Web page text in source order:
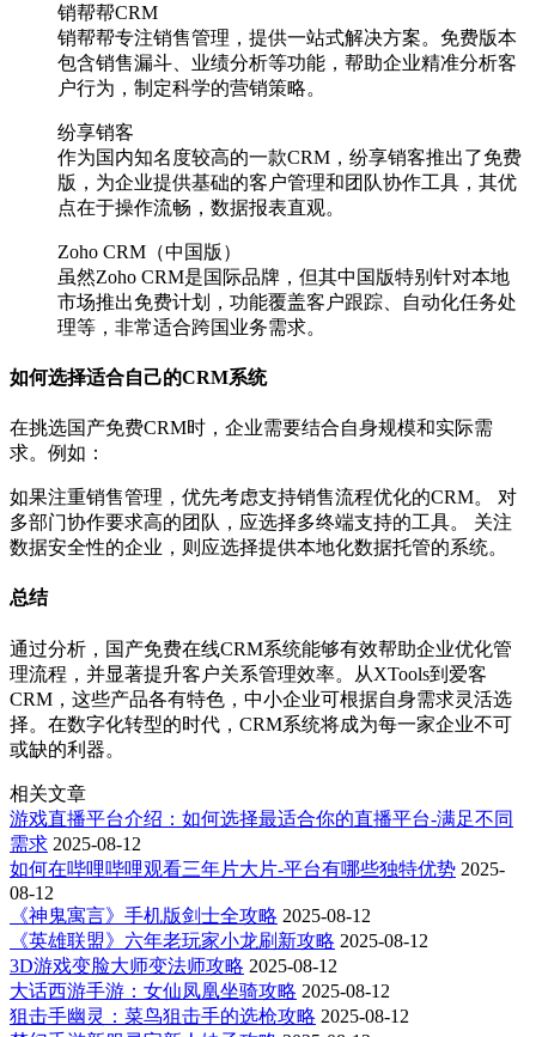
销帮帮CRM
销帮帮专注销售管理，提供一站式解决方案。免费版本
包含销售漏斗、业绩分析等功能，帮助企业精准分析客
户行为，制定科学的营销策略。
纷享销客
作为国内知名度较高的一款CRM，纷享销客推出了免费
版，为企业提供基础的客户管理和团队协作工具，其优
点在于操作流畅，数据报表直观。
Zoho CRM（中国版）
虽然Zoho CRM是国际品牌，但其中国版特别针对本地
市场推出免费计划，功能覆盖客户跟踪、自动化任务处
理等，非常适合跨国业务需求。
如何选择适合自己的CRM系统
在挑选国产免费CRM时，企业需要结合自身规模和实际需
求。例如：
如果注重销售管理，优先考虑支持销售流程优化的CRM。 对
多部门协作要求高的团队，应选择多终端支持的工具。 关注
数据安全性的企业，则应选择提供本地化数据托管的系统。
总结
通过分析，国产免费在线CRM系统能够有效帮助企业优化管
理流程，并显著提升客户关系管理效率。从XTools到爱客
CRM，这些产品各有特色，中小企业可根据自身需求灵活选
择。在数字化转型的时代，CRM系统将成为每一家企业不可
或缺的利器。
相关文章
游戏直播平台介绍：如何选择最适合你的直播平台-满足不同
需求 2025-08-12
如何在哔哩哔哩观看三年片大片-平台有哪些独特优势 2025-
08-12
《神鬼寓言》手机版剑士全攻略 2025-08-12
《英雄联盟》六年老玩家小龙刷新攻略 2025-08-12
3D游戏变脸大师变法师攻略 2025-08-12
大话西游手游：女仙凤凰坐骑攻略 2025-08-12
狙击手幽灵：菜鸟狙击手的选枪攻略 2025-08-12